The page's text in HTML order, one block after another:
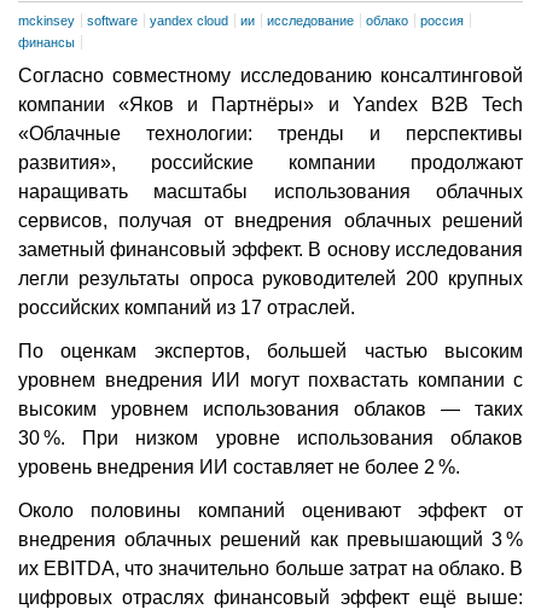
mckinsey software yandex cloud ии исследование облако
россия
финансы
Согласно совместному исследованию консалтинговой
компании «Яков и Партнёры» и Yandex B2B Tech
«Облачные технологии: тренды и перспективы
развития», российские компании продолжают
наращивать масштабы использования облачных
сервисов, получая от внедрения облачных решений
заметный финансовый эффект. В основу исследования
легли результаты опроса руководителей 200 крупных
российских компаний из 17 отраслей.
По оценкам экспертов, большей частью высоким
уровнем внедрения ИИ могут похвастать компании с
высоким уровнем использования облаков — таких
30 %. При низком уровне использования облаков
уровень внедрения ИИ составляет не более 2 %.
Около половины компаний оценивают эффект от
внедрения облачных решений как превышающий 3 %
их EBITDA, что значительно больше затрат на облако. В
цифровых отраслях финансовый эффект ещё выше: